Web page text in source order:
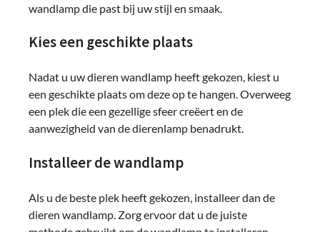
wandlamp die past bij uw stijl en smaak.
Kies een geschikte plaats
Nadat u uw dieren wandlamp heeft gekozen, kiest u
een geschikte plaats om deze op te hangen. Overweeg
een plek die een gezellige sfeer creëert en de
aanwezigheid van de dierenlamp benadrukt.
Installeer de wandlamp
Als u de beste plek heeft gekozen, installeer dan de
dieren wandlamp. Zorg ervoor dat u de juiste